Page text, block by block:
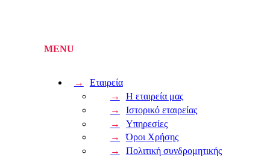
Εταιρεία
Η εταιρεία μας
Ιστορικό εταιρείας
Υπηρεσίες
Όροι Χρήσης
Πολιτική συνδρομητικής